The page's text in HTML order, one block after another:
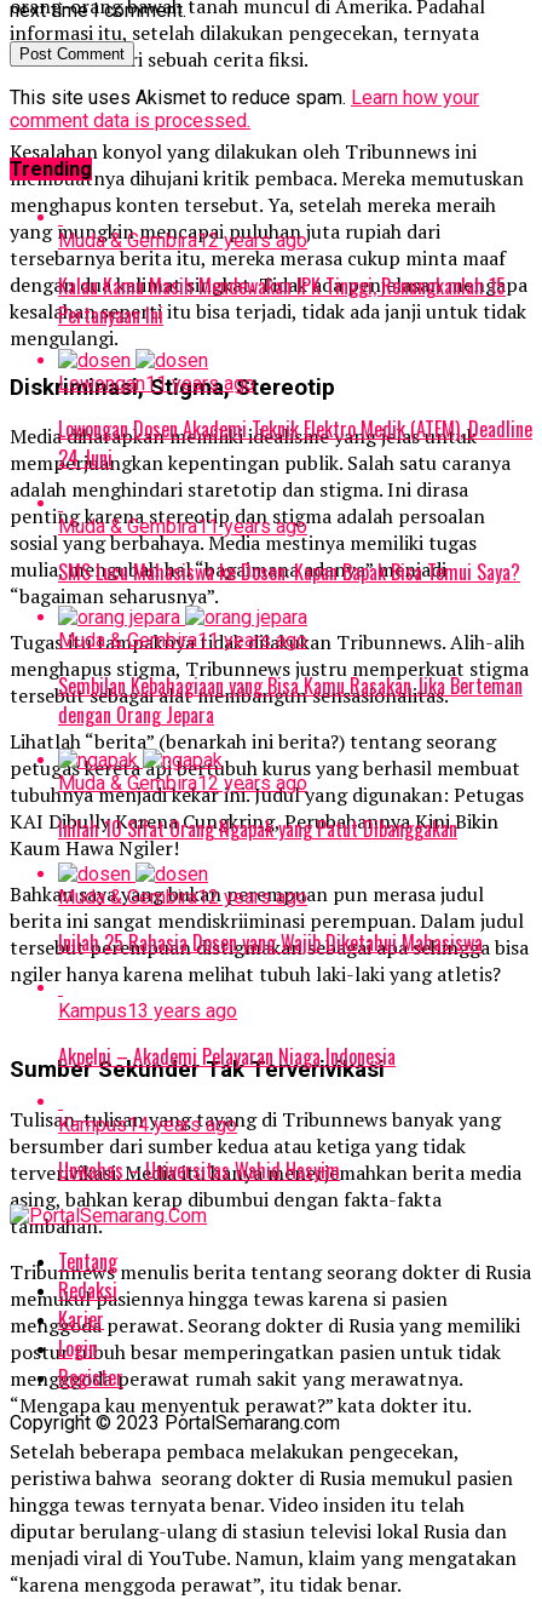
orang-orang bawah tanah muncul di Amerika. Padahal
informasi itu, setelah dilakukan pengecekan, ternyata
bersumber dari sebuah cerita fiksi.
Kesalahan konyol yang dilakukan oleh Tribunnews ini
membuatnya dihujani kritik pembaca. Mereka memutuskan
menghapus konten tersebut. Ya, setelah mereka meraih
yang mungkin mencapai puluhan juta rupiah dari
tersebarnya berita itu, mereka merasa cukup minta maaf
dengan dua kalimat singkat. Tidak ada penjelasan mengapa
kesalahan seperti itu bisa terjadi, tidak ada janji untuk tidak
mengulangi.
Diskriminasi, Stigma, Stereotip
Media diharapkan memiliki idealisme yang jelas untuk
memperjuangkan kepentingan publik. Salah satu caranya
adalah menghindari staretotip dan stigma. Ini dirasa
penting karena stereotip dan stigma adalah persoalan
sosial yang berbahaya. Media mestinya memiliki tugas
mulia, mengubah hal “bagaimana adanya” menjadi
“bagaiman seharusnya”.
Tugas itu tampaknya tidak dilakukan Tribunnews. Alih-alih
menghapus stigma, Tribunnews justru memperkuat stigma
tersebut sebagai alat membangun sensasionalitas.
Lihatlah “berita” (benarkah ini berita?) tentang seorang
petugas kereta api bertubuh kurus yang berhasil membuat
tubuhnya menjadi kekar ini. Judul yang digunakan: Petugas
KAI Dibully Karena Cungkring, Perubahannya Kini Bikin
Kaum Hawa Ngiler!
Bahkan saya yang bukan perempuan pun merasa judul
berita ini sangat mendiskriiminasi perempuan. Dalam judul
tersebut perempuan distigmakan sebagai apa sehingga bisa
ngiler hanya karena melihat tubuh laki-laki yang atletis?
Sumber Sekunder Tak Terverivikasi
Tulisan-tulisan yang tayang di Tribunnews banyak yang
bersumber dari sumber kedua atau ketiga yang tidak
terverivikasi. Media itu hanya menerjemahkan berita media
asing, bahkan kerap dibumbui dengan fakta-fakta
tambahan.
Tribunnews menulis berita tentang seorang dokter di Rusia
memukul pasiennya hingga tewas karena si pasien
menggoda perawat. Seorang dokter di Rusia yang memiliki
postur tubuh besar memperingatkan pasien untuk tidak
mengggoda perawat rumah sakit yang merawatnya.
“Mengapa kau menyentuk perawat?” kata dokter itu.
Setelah beberapa pembaca melakukan pengecekan,
peristiwa bahwa seorang dokter di Rusia memukul pasien
hingga tewas ternyata benar. Video insiden itu telah
diputar berulang-ulang di stasiun televisi lokal Rusia dan
menjadi viral di YouTube. Namun, klaim yang mengatakan
“karena menggoda perawat”, itu tidak benar.
next time I comment.
This site uses Akismet to reduce spam. Learn how your
comment data is processed.
Trending
Muda & Gembira12 years ago
Kalau Kamu Masih Mendewakan IPK Tinggi, Renungkanlah 15
Pertanyaan Ini
Lowongan11 years ago
Lowongan Dosen Akademi Teknik Elektro Medik (ATEM), Deadline
24 Juni
Muda & Gembira11 years ago
SMS Lucu Mahasiswa ke Dosen: Kapan Bapak Bisa Temui Saya?
Muda & Gembira11 years ago
Sembilan Kebahagiaan yang Bisa Kamu Rasakan Jika Berteman
dengan Orang Jepara
Muda & Gembira12 years ago
Inilah 10 Sifat Orang Ngapak yang Patut Dibanggakan
Muda & Gembira12 years ago
Inilah 25 Rahasia Dosen yang Wajib Diketahui Mahasiswa
Kampus13 years ago
Akpelni – Akademi Pelayaran Niaga Indonesia
Kampus14 years ago
Unwahas – Universitas Wahid Hasyim
Tentang
Redaksi
Karier
Login
Register
Copyright © 2023 PortalSemarang.com